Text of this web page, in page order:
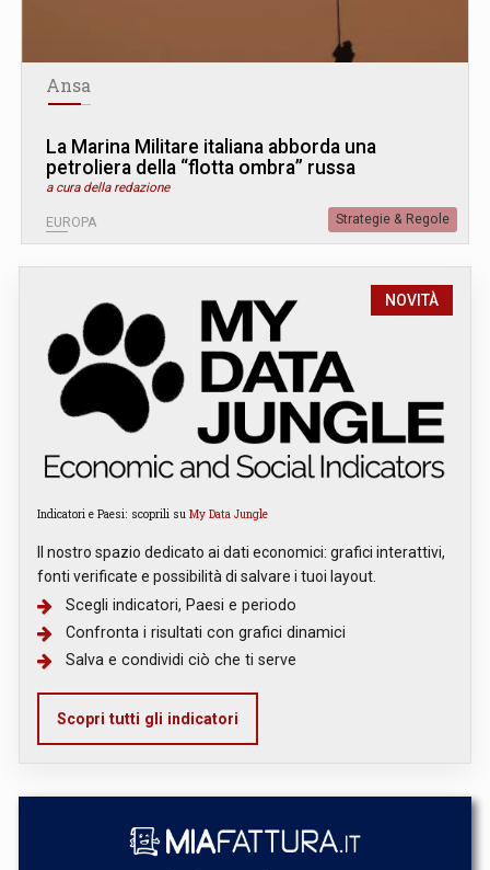
Ansa
La Marina Militare italiana abborda una
petroliera della “flotta ombra” russa
a cura della redazione
EUROPA Strategie & Regole
NOVITÀ
Indicatori e Paesi: scoprili su My Data Jungle
Il nostro spazio dedicato ai dati economici: grafici interattivi,
fonti verificate e possibilità di salvare i tuoi layout.
Scegli indicatori, Paesi e periodo
Confronta i risultati con grafici dinamici
Salva e condividi ciò che ti serve
Scopri tutti gli indicatori